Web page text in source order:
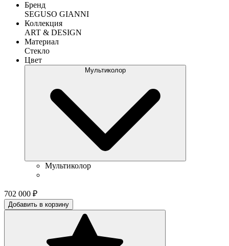
Бренд
SEGUSO GIANNI
Коллекция
ART & DESIGN
Материал
Стекло
Цвет
Мультиколор
Мультиколор
702 000 ₽
Добавить в корзину